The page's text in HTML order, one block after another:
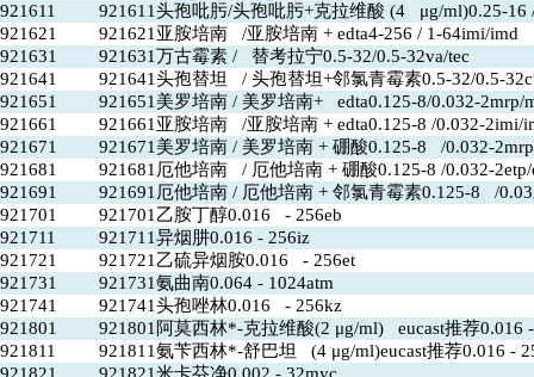
921611
921611头孢吡肟/头孢吡肟+克拉维酸 (4 μg/ml)0.25-16
921621
921621亚胺培南 /亚胺培南 + edta4-256 / 1-64imi/imd
921631
921631万古霉素 / 替考拉宁0.5-32/0.5-32va/tec
921641
921641头孢替坦 / 头孢替坦+邻氯青霉素0.5-32/0.5-
921651
921651美罗培南 / 美罗培南+ edta0.125-8/0.032-2mrp/
921661
921661亚胺培南 /亚胺培南 + edta0.125-8 /0.032-2imi/
921671
921671美罗培南 / 美罗培南 + 硼酸0.125-8 /0.032-
921681
921681厄他培南 / 厄他培南 + 硼酸0.125-8 /0.032-2etp/
921691
921691厄他培南 / 厄他培南 + 邻氯青霉素0.125-8 /
921701
921701乙胺丁醇0.016 - 256eb
921711
921711异烟肼0.016 - 256iz
921721
921721乙硫异烟胺0.016 - 256et
921731
921731氨曲南0.064 - 1024atm
921741
921741头孢唑林0.016 - 256kz
921801
921801阿莫西林*-克拉维酸(2 μg/ml) eucast推荐0.016
921811
921811氨苄西林*-舒巴坦 (4 μg/ml)eucast推荐0.016 -